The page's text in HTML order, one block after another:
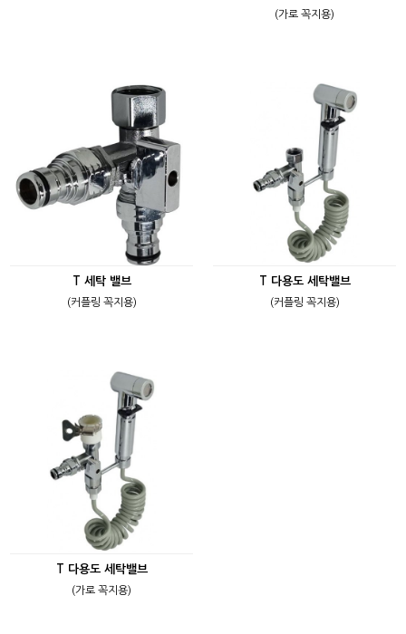
(가로 꼭지용)
T 세탁 밸브
(커플링 꼭지용)
T 다용도 세탁밸브
(커플링 꼭지용)
T 다용도 세탁밸브
(가로 꼭지용)